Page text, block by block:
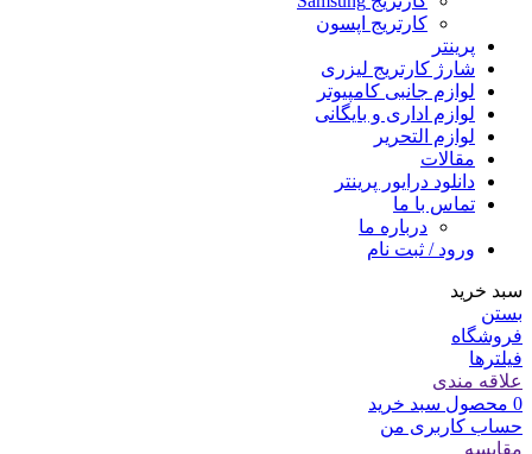
کارتریج اپسون
پرینتر
شارژ کارتریج لیزری
لوازم جانبی کامپیوتر
لوازم اداری و بایگانی
لوازم التحریر
مقالات
دانلود درایور پرینتر
تماس با ما
درباره ما
ورود / ثبت نام
سبد خرید
بستن
فروشگاه
فیلترها
علاقه مندی
0 محصول سبد خرید
حساب کاربری من
مقایسه